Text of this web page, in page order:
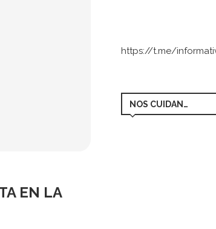
EN LA
https://t.me/
NOS CUIDAN…